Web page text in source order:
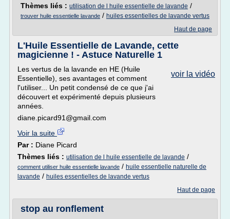
Thèmes liés : utilisation de l huile essentielle de lavande /
trouver huile essentielle lavande / huiles essentielles de lavande vertus
Haut de page
L'Huile Essentielle de Lavande, cette
magicienne ! - Astuce Naturelle 1
voir la vidéo
Les vertus de la lavande en HE (Huile
Essentielle), ses avantages et comment
l'utiliser... Un petit condensé de ce que j'ai
découvert et expérimenté depuis plusieurs
années.
diane.picard91@gmail.com
Voir la suite
Par : Diane Picard
Thèmes liés : utilisation de l huile essentielle de lavande /
comment utiliser huile essentielle lavande / huile essentielle naturelle de
lavande / huiles essentielles de lavande vertus
Haut de page
stop au ronflement